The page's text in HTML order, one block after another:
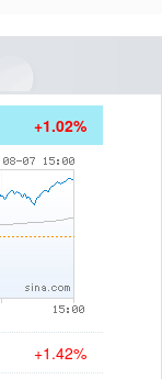
+1.02%
+1.42%